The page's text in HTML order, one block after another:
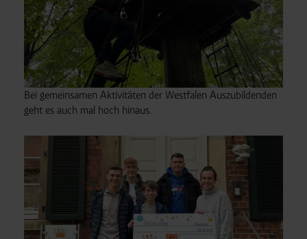
Bei gemeinsamen Aktivitäten der Westfalen Auszubildenden
geht es auch mal hoch hinaus.